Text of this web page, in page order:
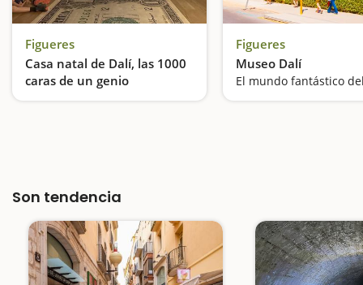
Figueres
Casa natal de Dalí, las 1000
caras de un genio
Descubrimos 1000 caras de Dalí en familia
Figueres
Museo Dalí
El mundo fantástico
Son tendencia